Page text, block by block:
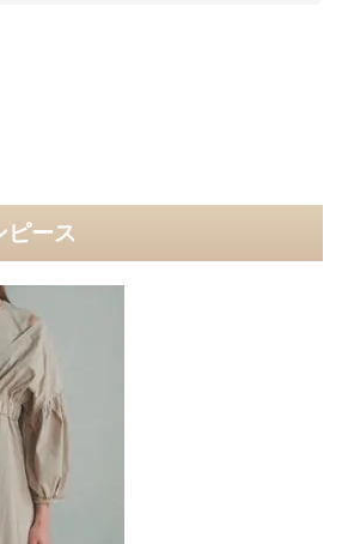
ピース